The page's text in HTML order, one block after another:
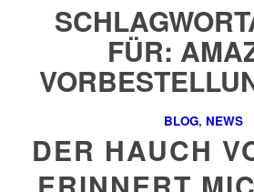
FÜR:
BLOG, NEWS
DER HAUCH